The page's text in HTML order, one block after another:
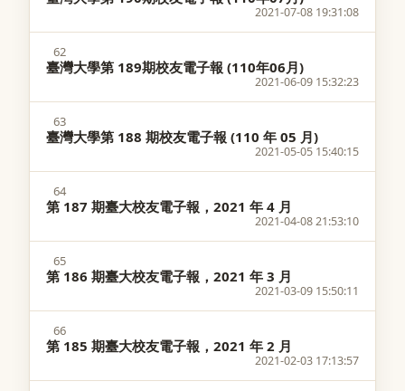
2021-07-08 19:31:08
62
臺灣大學第 189期校友電子報 ​(110年06月)
2021-06-09 15:32:23
63
臺灣大學第 188 期校友電子報 (110 年 05 月)
2021-05-05 15:40:15
64
第 187 期臺大校友電子報，2021 年 4 月
2021-04-08 21:53:10
65
第 186 期臺大校友電子報，2021 年 3 月
2021-03-09 15:50:11
66
第 185 期臺大校友電子報，2021 年 2 月
2021-02-03 17:13:57